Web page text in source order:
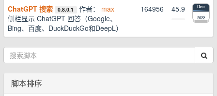
ChatGPT 搜索
0.8.0.1 作者： max
侧栏显示 ChatGPT 回答（Google、
Bing、百度、DuckDuckGo和DeepL）
164956 45.9 Dec
2022
脚本排序